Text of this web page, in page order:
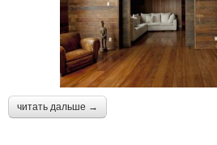
читать дальше →